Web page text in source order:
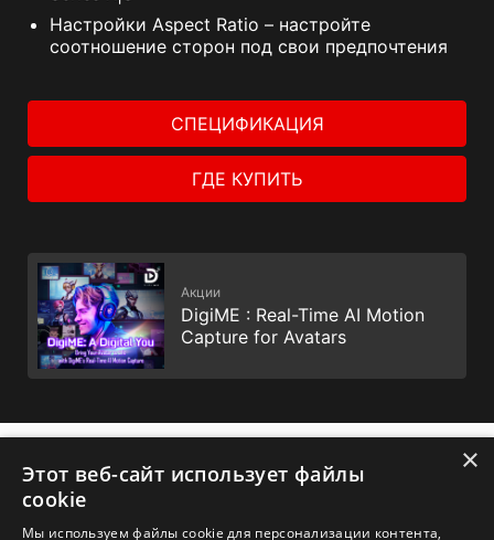
Настройки Aspect Ratio – настройте
соотношение сторон под свои предпочтения
СПЕЦИФИКАЦИЯ
ГДЕ КУПИТЬ
Акции
DigiME : Real-Time AI Motion
Capture for Avatars
×
Этот веб-сайт использует файлы
cookie
Мы используем файлы cookie для персонализации контента,